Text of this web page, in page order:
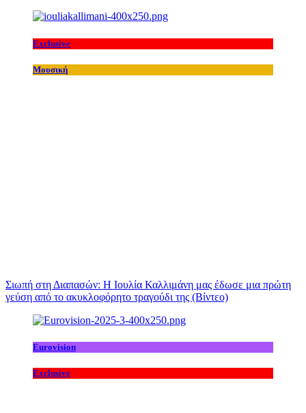
Exclusive
Μουσική
Σιωπή στη Διαπασών: Η Ιουλία Καλλιμάνη μας έδωσε μια πρώτη
γεύση από το ακυκλοφόρητο τραγούδι της (Βίντεο)
Eurovision
Exclusive